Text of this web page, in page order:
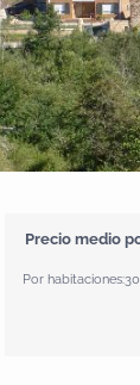
Precio medio
Por habitaciones: